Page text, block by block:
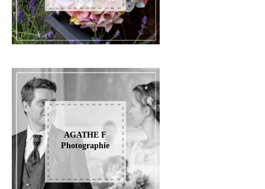
AGATHE F
Photographie